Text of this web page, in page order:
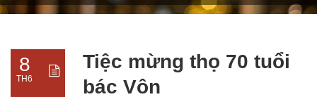
8
TH6
Tiệc mừng thọ 70 tuổi
bác Vôn